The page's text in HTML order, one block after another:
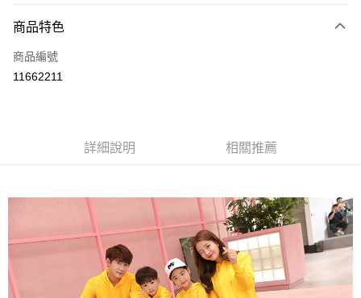
信用卡一次付款
運送方式
商品特色
商品編號
11662211
詳細說明 相關推薦